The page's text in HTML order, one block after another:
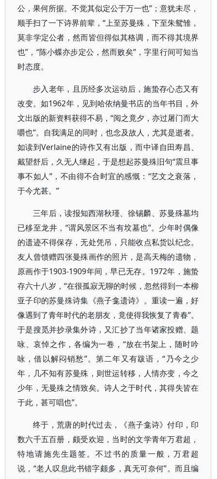
公，果何所据。不觉其似定公于万一也”；意犹未尽，
顺手扫了一下诗界前辈，“上至苏曼殊，下至朱鸳雏，
莫非学定公者，然而皆但得似其格调，而不得其境界
也”，“陈小蝶亦步定公，然而败矣”，字里行间可知当
时态度。
步入老年，且历经多次运动后，施蛰存心态又有
改变。如1962年，见到哈依纳曼书店的当年书目，外
文出版的新资料获得不易，“阅之竟夕，亦过屠门而大
嚼也”。自我满足的同时，也念及故人，尤其是逝者。
如读到Verlaine的诗作又有出版，而中译自田寿昌、
戴望舒后，久无人继起，于是想起苏曼殊旧句“震旦事
事不如人”，不由得不合时宜的感慨：“艺文之衰落，
于今尤甚。”
三年后，读报知西湖秋瑾、徐锡麟、苏曼殊墓均
已移至龙井，“谓风景区不当有坟墓也”。少年时偶像
的遗迹不得保存，无处凭吊，只能收点私货以纪念。
友人曾馈赠四张曼殊画作的照片，是高天梅的遗物，
原画作于1903-1909年间，早已无存。1972年，施蛰
存六十八岁，“在很孤寂无聊的时候，忽然得到一本柳
亚子印的苏曼殊诗集《燕子龛遗诗》。重读一遍，好
像遇到了青年时代的老朋友，竟使得我恢复了青春”。
于是搜觅并抄录集外诗，又汇抄了当年诸家投赠、题
咏、哀悼之作，各编为一卷，“放在书架上，随时吟
咏，借以解闷销愁”。第二年又有跋语，“乃今之少
年，几不知有苏曼殊，则世运转移，人情亦变，今之
少年，无曼殊之情致矣。诗人之于时代，其得失皆在
于此，甚可唱也”。
终于，荒唐的时代过去，《燕子龛诗》付印，印
数六千五百册，颇受欢迎，当时的文学青年万君超，
特地请施先生题签。不过书的质量一般，万君超
说，“老人叹息此书错字颇多，真无可奈何”。而且编